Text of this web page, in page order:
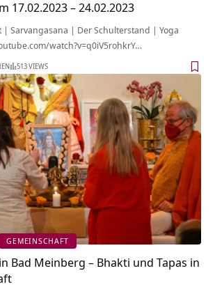
17.02.2023 – 24.02.2023
| Sarvangasana | Der Schulterstand | Yoga
watch?v=q0iV5rohkrY…
513 VIEWS
GEMEINSCHAFT
Bad Meinberg – Bhakti und Tapas in